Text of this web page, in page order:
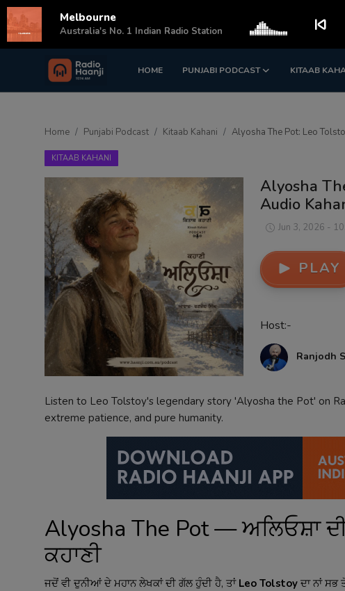
HOME PUNJABI PODCAST KITAAB
Login Register
Punjabi Podcast
Kitaab Kahani
Sponsors
Matrimonial
Contact
Home Punjabi Podcast Kitaab Kahani Alyosha The Pot: Leo
KITAAB KAHANI
Alyosha
Audio
Jun 3, 2026 -
PLAY
Host:-
Ranjodh
Listen to Leo Tolstoy's legendary story 'Alyosha the Pot' on
extreme patience, and pure humanity.
Alyosha The Pot — ਅਲਿਓਸ਼ਾ
ਕਹਾਣੀ
ਜਦੋਂ ਵੀ ਦੁਨੀਆਂ ਦੇ ਮਹਾਨ ਲੇਖਕਾਂ ਦੀ ਗੱਲ ਹੁੰਦੀ ਹੈ, ਤਾਂ Leo Tolstoy ਦਾ ਨਾਂ
Melbourne
Australia's No. 1 Indian Radio Station skip_previous